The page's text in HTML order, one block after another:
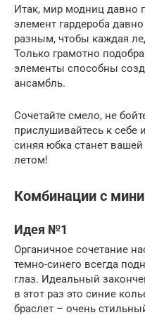
Итак, мир модниц давно
элемент гардероба
разным, чтобы каждая
Только грамотно
элементы способны
ансамбль.
Сочетайте смело, не
прислушивайтесь к себе
синяя юбка станет
летом!
Комбинации с
Идея №1
Органичное сочетание
темно-синего всегда
глаз. Идеальный
в этот раз это синие
браслет – очень